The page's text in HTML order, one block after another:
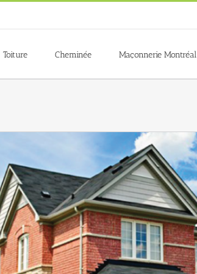
Toiture Cheminée Maçonnerie Montréal